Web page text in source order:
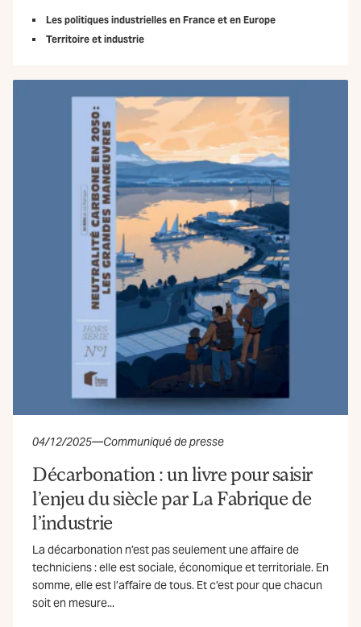
Les politiques industrielles en France et en Europe
Territoire et industrie
04/12/2025—Communiqué de presse
Décarbonation : un livre pour saisir
l’enjeu du siècle par La Fabrique de
l’industrie
La décarbonation n’est pas seulement une affaire de
techniciens : elle est sociale, économique et territoriale. En
somme, elle est l’affaire de tous. Et c’est pour que chacun
soit en mesure...